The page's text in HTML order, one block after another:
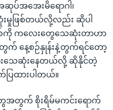
ဆုပ်အအေးမိရောဂါ၊
ဆုံးမှုဖြစ်တယ်လို့လည်း ဆိုပါ
စ်ကို ကလေးတွေသေဆုံးတာဟာ
က် နေ့စဉ်နှုန်းနဲ့တွက်ရင်တော့
ားသေဆုံးနေတယ်လို့ ဆိုနိုင်တဲ့
ပြထားပါတယ်။
အတွက် စိုးရိမ်မကင်းရောက်